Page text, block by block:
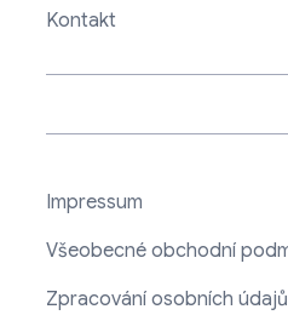
Kontakt
Impressum
Všeobecné obchodní
Zpracování osobních údajů